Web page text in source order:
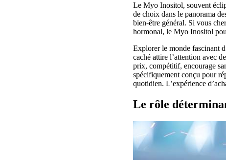
Le Myo Inositol, souvent
de choix dans le panorama
bien-être général. Si vous
hormonal, le Myo Inositol
Explorer le monde fascinant
caché attire l’attention avec
prix, compétitif, encourage
spécifiquement conçu pour
quotidien. L’expérience
Le rôle